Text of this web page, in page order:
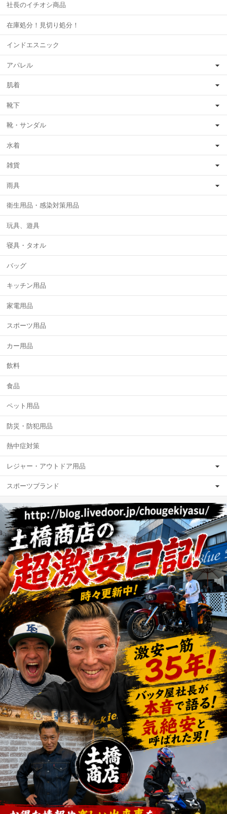
社長のイチオシ商品
在庫処分！見切り処分！
インドエスニック
アパレル
肌着
靴下
靴・サンダル
水着
雑貨
雨具
衛生用品・感染対策用品
玩具、遊具
寝具・タオル
バッグ
キッチン用品
家電用品
スポーツ用品
カー用品
飲料
食品
ペット用品
防災・防犯用品
熱中症対策
レジャー・アウトドア用品
スポーツブランド